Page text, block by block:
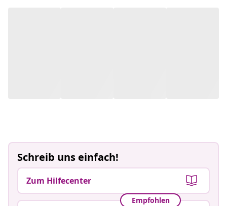
Schreib uns einfach!
Zum Hilfecenter
Empfohlen